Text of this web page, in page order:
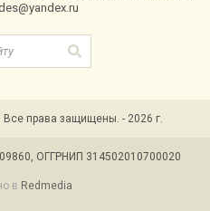
права защищены. - 2026 г.
ОГГРНИП 314502010700020
в Redmedia